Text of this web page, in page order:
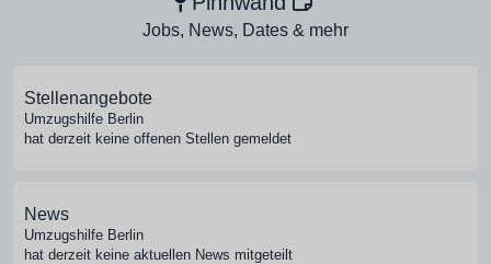
Jobs, News, Dates & mehr
Stellenangebote
Umzugshilfe Berlin
hat derzeit keine offenen Stellen gemeldet
News
Umzugshilfe Berlin
hat derzeit keine aktuellen News mitgeteilt